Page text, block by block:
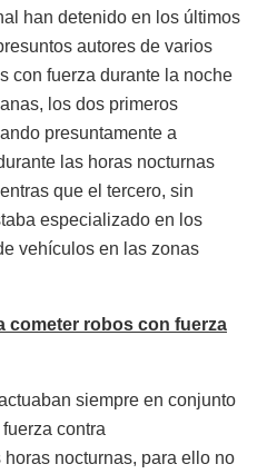
han detenido en los últimos
autores de varios
con fuerza durante la noche
los dos primeros
presuntamente a
las horas nocturnas
que el tercero, sin
especializado en los
vehículos en las zonas
cometer robos con fuerza
siempre en conjunto
contra
nocturnas, para ello no